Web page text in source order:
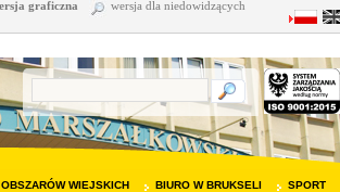
graficzna wersja dla niedowidzących
WIEJSKICH BIURO W BRUKSELI SPORT